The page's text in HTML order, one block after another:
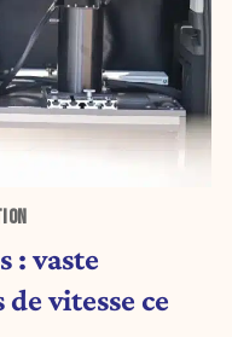
: vaste
vitesse ce